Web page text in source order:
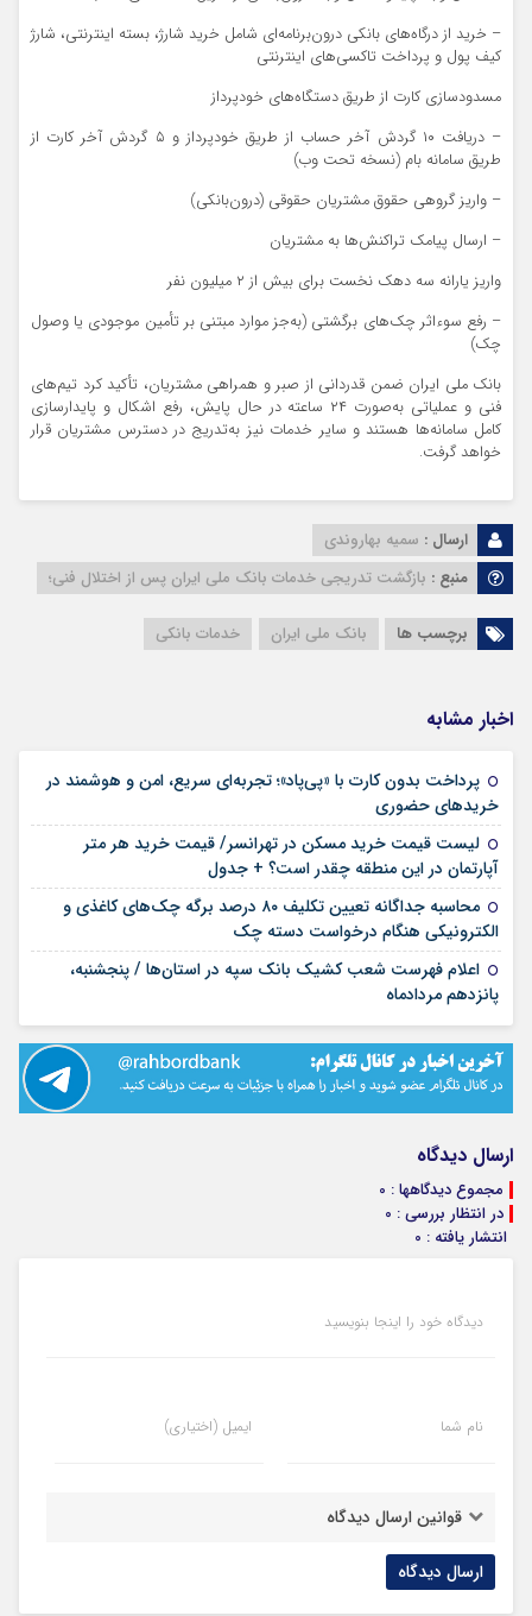
– خرید از درگاه‌های بانکی درون‌برنامه‌ای شامل خرید شارژ، بسته اینترنتی، شارژ
کیف پول و پرداخت تاکسی‌های اینترنتی
مسدودسازی کارت از طریق دستگاه‌های خودپرداز
– دریافت ۱۰ گردش آخر حساب از طریق خودپرداز و ۵ گردش آخر کارت از
طریق سامانه بام (نسخه تحت وب)
– واریز گروهی حقوق مشتریان حقوقی (درون‌بانکی)
– ارسال پیامک تراکنش‌ها به مشتریان
واریز یارانه سه دهک نخست برای بیش از ۲ میلیون نفر
– رفع سوءاثر چک‌های برگشتی (به‌جز موارد مبتنی بر تأمین موجودی یا وصول
چک)
بانک ملی ایران ضمن قدردانی از صبر و همراهی مشتریان، تأکید کرد تیم‌های
فنی و عملیاتی به‌صورت ۲۴ ساعته در حال پایش، رفع اشکال و پایدارسازی
کامل سامانه‌ها هستند و سایر خدمات نیز به‌تدریج در دسترس مشتریان قرار
خواهد گرفت.
ارسال : سمیه بهاروندی
منبع : بازگشت تدریجی خدمات بانک ملی ایران پس از اختلال فنی؛
برچسب ها بانک ملی ایران خدمات بانکی
اخبار مشابه
پرداخت بدون کارت با «پی‌پاد»؛ تجربه‌ای سریع، امن و هوشمند در
خریدهای حضوری
لیست قیمت خرید مسکن در تهرانسر/ قیمت خرید هر متر
آپارتمان در این منطقه چقدر است؟ + جدول
محاسبه جداگانه تعیین تکلیف ۸۰ درصد برگه چک‌های کاغذی و
الکترونیکی هنگام درخواست دسته چک
اعلام فهرست شعب کشیک بانک سپه در استان‌ها / پنجشنبه،
پانزدهم مردادماه
ارسال دیدگاه
مجموع دیدگاهها : 0
در انتظار بررسی : 0
انتشار یافته : 0
دیدگاه خود را اینجا بنویسید
نام شما ایمیل (اختیاری)
قوانین ارسال دیدگاه